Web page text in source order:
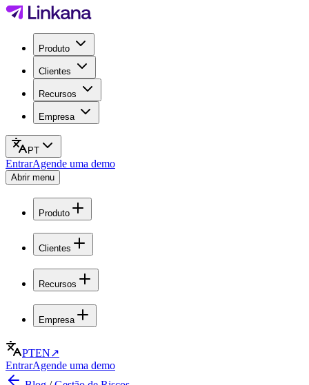
Produto
Clientes
Recursos
Empresa
PT
EntrarAgende uma demo
Abrir menu
Produto
Clientes
Recursos
Empresa
PTEN↗
EntrarAgende uma demo